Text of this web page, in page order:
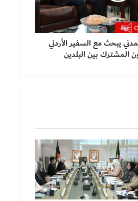
يبحث مع السفير الأردني
المشترك بين البلدين